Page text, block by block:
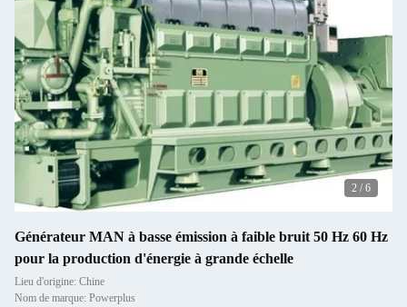
2 / 6
Générateur MAN à basse émission à faible bruit 50 Hz 60 Hz
pour la production d'énergie à grande échelle
Lieu d'origine: Chine
Nom de marque: Powerplus